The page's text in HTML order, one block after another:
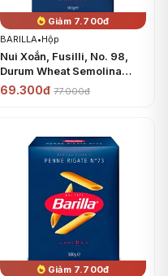
Giảm 7.700đ
BARILLA•Hộp
Nui Xoắn, Fusilli, No. 98,
Durum Wheat Semolina
Pasta (500g) - BARILLA
69.300đ 77.000đ
Giảm 7.700đ